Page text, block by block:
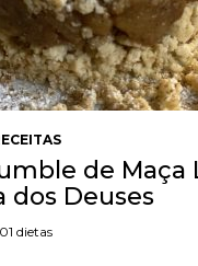
de Maça
dos Deuses
dietas